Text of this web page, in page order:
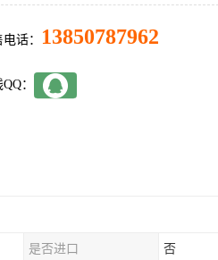
话： 13850787962
：
是否进口 否